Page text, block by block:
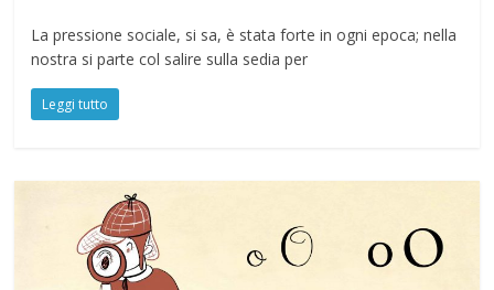
La pressione sociale, si sa, è stata forte in ogni epoca; nella
nostra si parte col salire sulla sedia per
Leggi tutto